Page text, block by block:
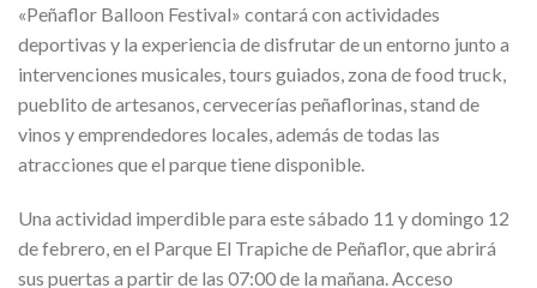
«Peñaflor Balloon Festival» contará con actividades
deportivas y la experiencia de disfrutar de un entorno junto a
intervenciones musicales, tours guiados, zona de food truck,
pueblito de artesanos, cervecerías peñaflorinas, stand de
vinos y emprendedores locales, además de todas las
atracciones que el parque tiene disponible.
Una actividad imperdible para este sábado 11 y domingo 12
de febrero, en el Parque El Trapiche de Peñaflor, que abrirá
sus puertas a partir de las 07:00 de la mañana. Acceso